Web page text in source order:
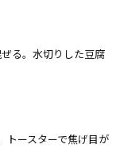
る。水切りした豆腐
ースターで焦げ目が